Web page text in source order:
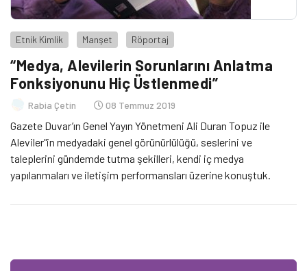
Etnik Kimlik Manşet Röportaj
“Medya, Alevilerin Sorunlarını Anlatma
Fonksiyonunu Hiç Üstlenmedi”
Rabia Çetin 08 Temmuz 2019
Gazete Duvar’ın Genel Yayın Yönetmeni Ali Duran Topuz ile
Aleviler"in medyadaki genel görünürlülüğü, seslerini ve
taleplerini gündemde tutma şekilleri, kendi iç medya
yapılanmaları ve iletişim performansları üzerine konuştuk.